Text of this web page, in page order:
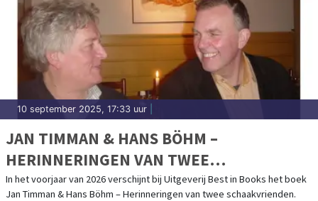
10 september 2025, 17:33 uur
JAN TIMMAN & HANS BÖHM –
HERINNERINGEN VAN TWEE
SCHAAKVRIENDEN
In het voorjaar van 2026 verschijnt bij Uitgeverij Best in Books het boek
Jan Timman & Hans Böhm – Herinneringen van twee schaakvrienden.